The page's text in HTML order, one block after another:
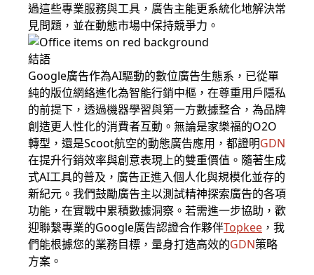
過這些專業服務與工具，廣告主能更系統化地解決常
見問題，並在動態市場中保持競爭力。
結語
Google廣告作為AI驅動的數位廣告生態系，已從單
純的版位網絡進化為智能行銷中樞，在尊重用戶隱私
的前提下，透過機器學習與第一方數據整合，為品牌
創造更人性化的消費者互動。無論是家樂福的O2O
轉型，還是Scoot航空的動態廣告應用，都證明GDN
在提升行銷效率與創意表現上的雙重價值。隨著生成
式AI工具的普及，廣告正進入個人化與規模化並存的
新紀元。我們鼓勵廣告主以測試精神探索廣告的各項
功能，在實戰中累積數據洞察。若需進一步協助，歡
迎聯繫專業的Google廣告認證合作夥伴Topkee ，我
們能根據您的業務目標，量身打造高效的GDN策略
方案。